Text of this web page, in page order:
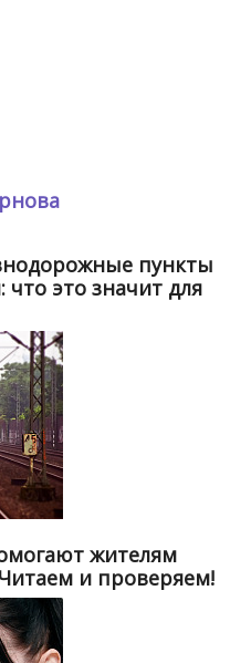
пункты
что это значит для
жителям
и проверяем!